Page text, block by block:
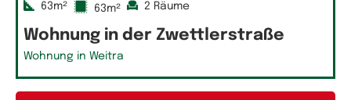
63m² 63m² 2 Räume
Wohnung in der Zwettlerstraße
Wohnung in Weitra